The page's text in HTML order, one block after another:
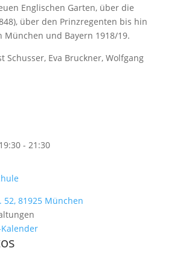
Englischen Garten, über die
über den Prinzregenten bis hin
München und Bayern 1918/19.
Schusser, Eva Bruckner, Wolfgang
19:30- 21:30
81925 München